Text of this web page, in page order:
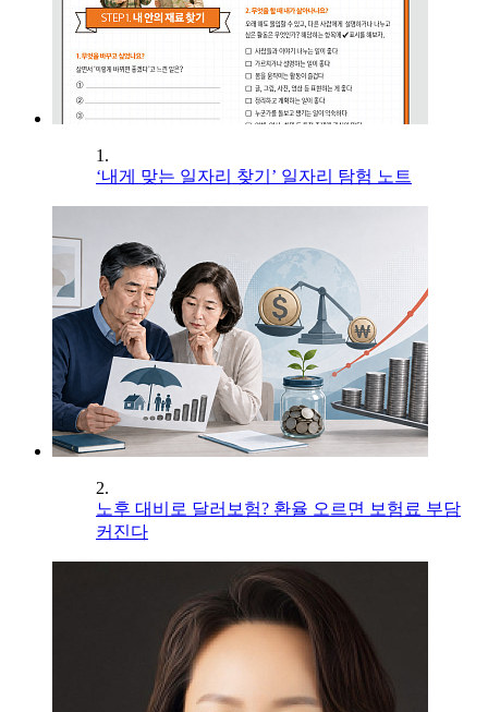
1.
‘내게 맞는 일자리 찾기’ 일자리 탐험 노트
2.
노후 대비로 달러보험? 환율 오르면 보험료 부담
커진다